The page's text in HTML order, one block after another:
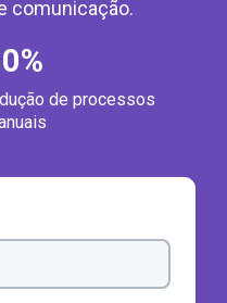
comunicação.
%
de processos